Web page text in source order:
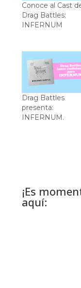
Conoce al Cast
Drag Battles:
INFERNUM
Drag Battles
presenta:
INFERNUM.
¡Es
aquí: